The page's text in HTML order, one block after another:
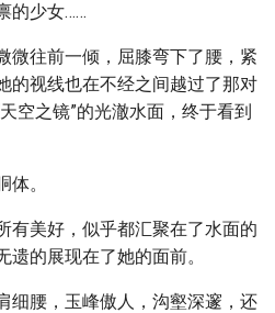
的少女……
微往前一倾，屈膝弯下了腰，紧
的视线也在不经之间越过了那对
空之镜”的光澈水面，终于看到
。
有美好，似乎都汇聚在了水面的
的展现在了她的面前。
细腰，玉峰傲人，沟壑深邃，还